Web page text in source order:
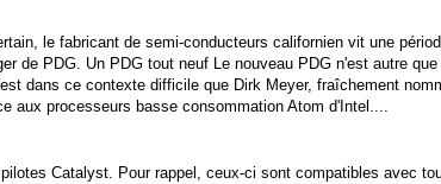
le fabricant de semi-conducteurs californien vit une
de PDG. Un PDG tout neuf Le nouveau PDG n'est autre que
dans ce contexte difficile que Dirk Meyer, fraîchement
aux processeurs basse consommation Atom d'Intel....
Catalyst. Pour rappel, ceux-ci sont compatibles avec